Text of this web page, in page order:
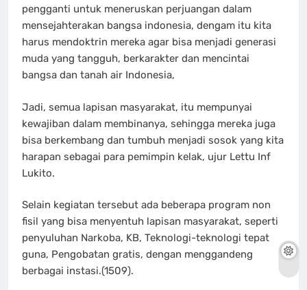
pengganti untuk meneruskan perjuangan dalam
mensejahterakan bangsa indonesia, dengam itu kita
harus mendoktrin mereka agar bisa menjadi generasi
muda yang tangguh, berkarakter dan mencintai
bangsa dan tanah air Indonesia,
Jadi, semua lapisan masyarakat, itu mempunyai
kewajiban dalam membinanya, sehingga mereka juga
bisa berkembang dan tumbuh menjadi sosok yang kita
harapan sebagai para pemimpin kelak, ujur Lettu Inf
Lukito.
Selain kegiatan tersebut ada beberapa program non
fisil yang bisa menyentuh lapisan masyarakat, seperti
penyuluhan Narkoba, KB, Teknologi-teknologi tepat
guna, Pengobatan gratis, dengan menggandeng
berbagai instasi.(1509).